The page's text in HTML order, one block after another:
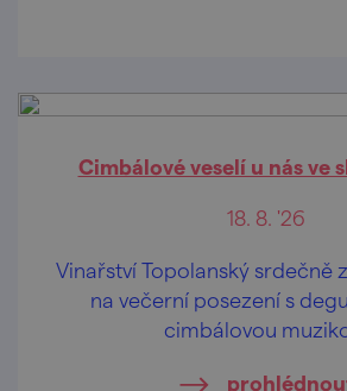
Cimbálové veselí u nás ve
18. 8. '26
Vinařství Topolanský srdečně
na večerní posezení s
cimbálovou